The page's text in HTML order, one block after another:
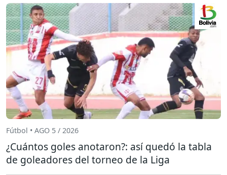
Fútbol • AGO 5 / 2026
¿Cuántos goles anotaron?: así quedó la tabla
de goleadores del torneo de la Liga